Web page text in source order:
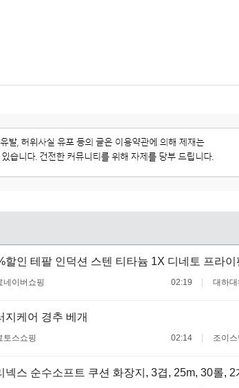
할인 테팔 인덕션 스텐 티타늄 1X 디네토 프라이
네이버쇼핑 02:19 대하대
지케어 경추 베개
토스쇼핑 02:14 조이
넥스 순수소프트 쿠션 화장지, 3겹, 25m, 30롤, 2